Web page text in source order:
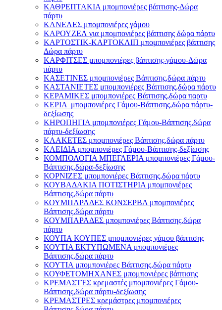
ΚΑΘΡΕΠΤΑΚΙΑ μπομπονιέρες βάπτισης-Δώρα
πάρτυ
ΚΑΝΕΛΕΣ μπομπονιέρες γάμου
ΚΑΡΟΥΖΕΛ για μπομπονιέρες βάπτισης δώρα πάρτυ
ΚΑΡΤΟΣΤΙΚ-ΚΑΡΤΟΚΛΙΠ μπομπονιέρες βάπτισης
Δώρα πάρτυ
ΚΑΡΦΙΤΣΕΣ μπομπονιέρες βάπτισης-γάμου-Δώρα
πάρτυ
ΚΑΣΕΤΙΝΕΣ μπομπονιέρες Βάπτισης,δώρα πάρτυ
ΚΑΣΤΑΝΙΕΤΕΣ μπομπονιέρες Βάπτισης,δώρα πάρτυ
ΚΕΡΑΜΙΚΕΣ μπομπονιέρες Βάπτισης,δώρα παρτυ
ΚΕΡΙΑ μπομπονιέρες Γάμου-Βάπτισης,δώρα πάρτυ-
δεξίωσης
ΚΗΡΟΠΗΓΙΑ μπομπονιέρες Γάμου-Βάπτισης,δώρα
πάρτυ-δεξίωσης
ΚΛΑΚΕΤΕΣ μπομπονιέρες Βάπτισης,δώρα πάρτυ
ΚΛΕΙΔΙΑ μπομπονιέρες Γάμου-Βάπτισης-δεξίωσης
ΚΟΜΠΟΛΟΓΙΑ ΜΠΕΓΛΕΡΙΑ μπομπονιέρες Γάμου-
Βάπτισης,δώρα-δεξίωσης
ΚΟΡΝΙΖΕΣ μπομπονιέρες Βάπτισης,δώρα πάρτυ
ΚΟΥΒΑΔΑΚΙΑ ΠΟΤΙΣΤΗΡΙΑ μπομπονιέρες
Βάπτισης,δώρα πάρτυ
ΚΟΥΜΠΑΡΑΔΕΣ ΚΟΝΣΕΡΒΑ μπομπονιέρες
Βάπτισης,δώρα πάρτυ
ΚΟΥΜΠΑΡΑΔΕΣ μπομπονιέρες Βάπτισης,δώρα
πάρτυ
ΚΟΥΠΑ ΚΟΥΠΕΣ μπομπονιέρες γάμου βάπτισης
ΚΟΥΤΙΑ ΕΚΤΥΠΩΜΕΝΑ μπομπονιέρες
Βάπτισης,δώρα πάρτυ
ΚΟΥΤΙΑ μπομπονιέρες Βάπτισης,δώρα πάρτυ
ΚΟΥΦΕΤΟΜΗΧΑΝΕΣ μπομπονιέρες βάπτισης
ΚΡΕΜΑΣΤΈΣ κρεμαστές μπομπονιέρες Γάμου-
Βάπτισης,δώρα πάρτυ-δεξίωσης
ΚΡΕΜΑΣΤΡΕΣ κρεμάστρες μπομπονιέρες